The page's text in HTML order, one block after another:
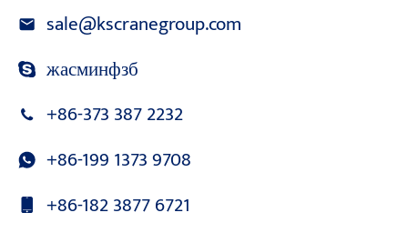
sale@kscranegroup.com
жасминфзб
+86-373 387 2232
+86-199 1373 9708
+86-182 3877 6721